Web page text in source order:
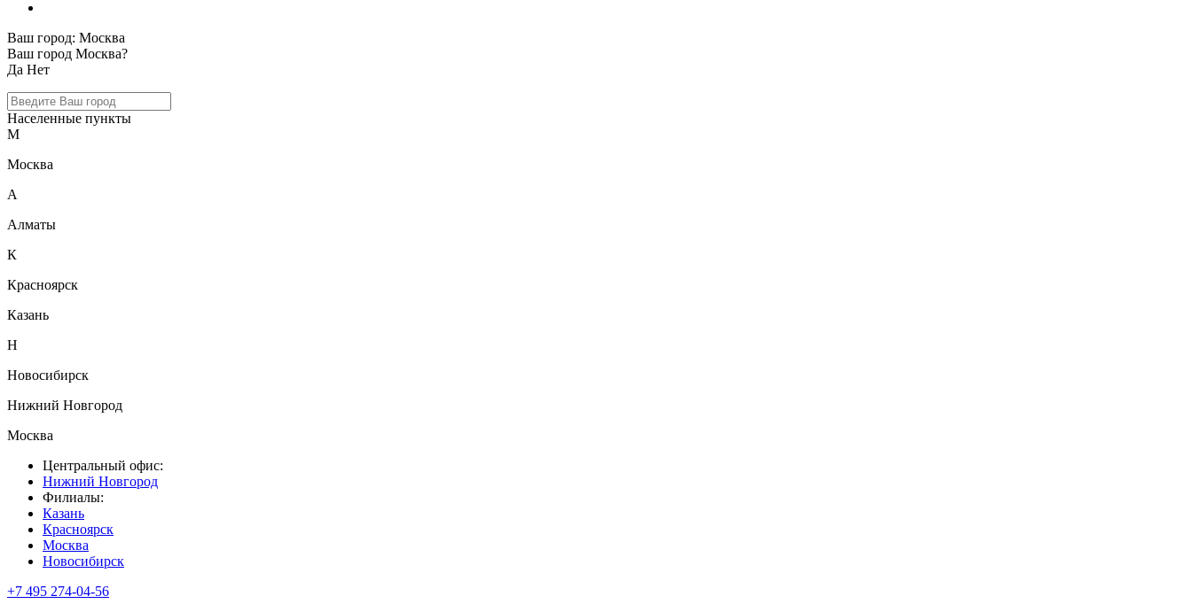
Ваш город: Москва
Ваш город Москва?
Да Нет
Населенные пункты
М
Москва
А
Алматы
К
Красноярск
Казань
Н
Новосибирск
Нижний Новгород
Москва
Центральный офис:
Нижний Новгород
Филиалы:
Казань
Красноярск
Москва
Новосибирск
+7 495 274-04-56